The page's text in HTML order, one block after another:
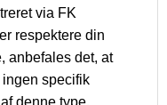
via FK
respektere din
anbefales det, at
specifik
denne type,